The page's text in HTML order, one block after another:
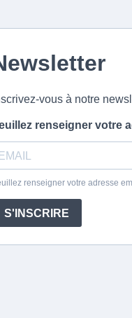
vous à notre
renseigner votre
renseigner votre adresse
S'INSCRIRE